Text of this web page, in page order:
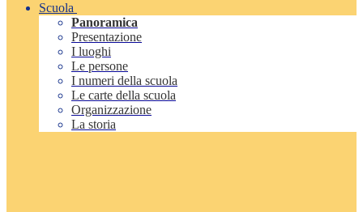
Scuola
Panoramica
Presentazione
I luoghi
Le persone
I numeri della scuola
Le carte della scuola
Organizzazione
La storia